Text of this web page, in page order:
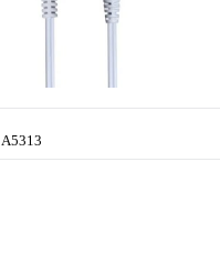
A5313